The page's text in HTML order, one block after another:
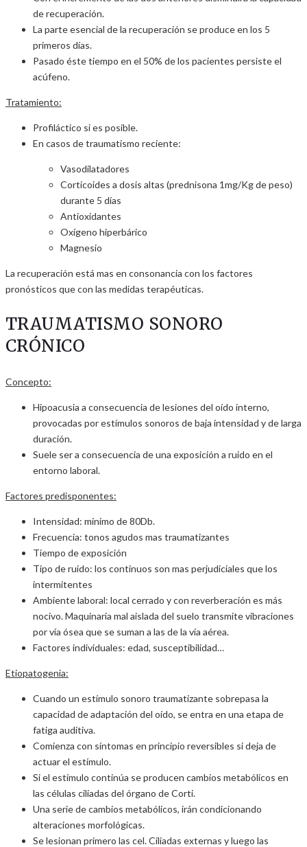
de recuperación.
La parte esencial de la recuperación se produce en los 5
primeros días.
Pasado éste tiempo en el 50% de los pacientes persiste el
acúfeno.
Tratamiento:
Profiláctico si es posible.
En casos de traumatismo reciente:
Vasodilatadores
Corticoides a dosis altas (prednisona 1mg/Kg de peso)
durante 5 días
Antioxidantes
Oxígeno hiperbárico
Magnesio
La recuperación está mas en consonancia con los factores
pronósticos que con las medidas terapéuticas.
TRAUMATISMO SONORO
CRÓNICO
Concepto:
Hipoacusia a consecuencia de lesiones del oído interno,
provocadas por estímulos sonoros de baja intensidad y de larga
duración.
Suele ser a consecuencia de una exposición a ruido en el
entorno laboral.
Factores predisponentes:
Intensidad: mínimo de 80Db.
Frecuencia: tonos agudos mas traumatizantes
Tiempo de exposición
Tipo de ruido: los continuos son mas perjudiciales que los
intermitentes
Ambiente laboral: local cerrado y con reverberación es más
nocivo. Maquinaria mal aislada del suelo transmite vibraciones
por vía ósea que se suman a las de la vía aérea.
Factores individuales: edad, susceptibilidad…
Etiopatogenia:
Cuando un estímulo sonoro traumatizante sobrepasa la
capacidad de adaptación del oído, se entra en una etapa de
fatiga auditiva.
Comienza con síntomas en principio reversibles si deja de
actuar el estímulo.
Si el estímulo continúa se producen cambios metabólicos en
las células ciliadas del órgano de Corti.
Una serie de cambios metabólicos, irán condicionando
alteraciones morfológicas.
Se lesionan primero las cel. Ciliadas externas y luego las